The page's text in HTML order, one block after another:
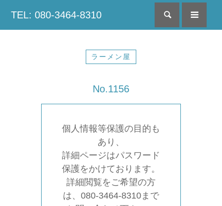
TEL: 080-3464-8310 検索
ラーメン屋
No.1156
個人情報等保護の目的も
あり、
詳細ページはパスワード
保護をかけております。
詳細閲覧をご希望の方
は、080-3464-8310まで